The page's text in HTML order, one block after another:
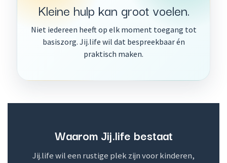
Kleine hulp kan groot voelen.
Niet iedereen heeft op elk moment toegang tot
basiszorg. Jij.life wil dat bespreekbaar én
praktisch maken.
Waarom Jij.life bestaat
Jij.life wil een rustige plek zijn voor kinderen,